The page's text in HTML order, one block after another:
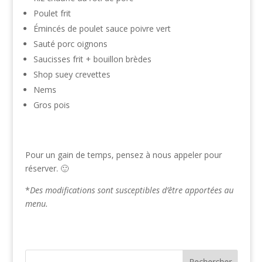
Poulet frit
Émincés de poulet sauce poivre vert
Sauté porc oignons
Saucisses frit + bouillon brèdes
Shop suey crevettes
Nems
Gros pois
Pour un gain de temps, pensez à nous appeler pour
réserver. 🙂
*Des modifications sont susceptibles d’être apportées au
menu.